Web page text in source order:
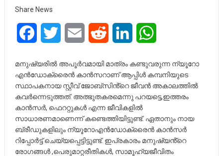
Share News
FacebookTwitter Email Reddit LinkedIn
മനുഷ്യരിൽ അപൂർവമായി മാത്രം കണ്ടുവരുന്ന ന്യൂറോ
എൻഡോക്രൈൻ കാൻസറാണ് ആപ്പിൾ കമ്പനിയുടെ
സ്ഥാപകനായ സ്റ്റീവ് ജോബ്സിൻ്റെ ജീവൻ അകാലത്തിൽ
കവർന്നെടുത്തത്. അത്ഭുതകരമെന്നു പറയട്ടെ,ഇത്തരം
കാൻസർ, ഫെററ്റുകൾ എന്ന ജീവികളിൽ
സാധാരണമാണെന്ന് കണ്ടെത്തിയിട്ടുണ്ട്. ഏതാനും നായ
ബ്രീഡുകളിലും ന്യൂറോഎൻഡോക്രൈൻ കാൻസർ
റിപ്പോർട്ട് ചെയ്യപ്പെട്ടിട്ടുണ്ട്. ഇപ്രകാരം മനുഷ്യൻ്റെ
രോഗങ്ങൾ ,പെരുമാറ്റരീതികൾ, സാമൂഹ്യജീവിതം